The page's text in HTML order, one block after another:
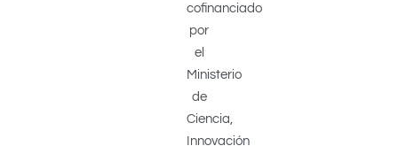
cofinanciado
por
el
Ministerio
de
Ciencia,
Innovación